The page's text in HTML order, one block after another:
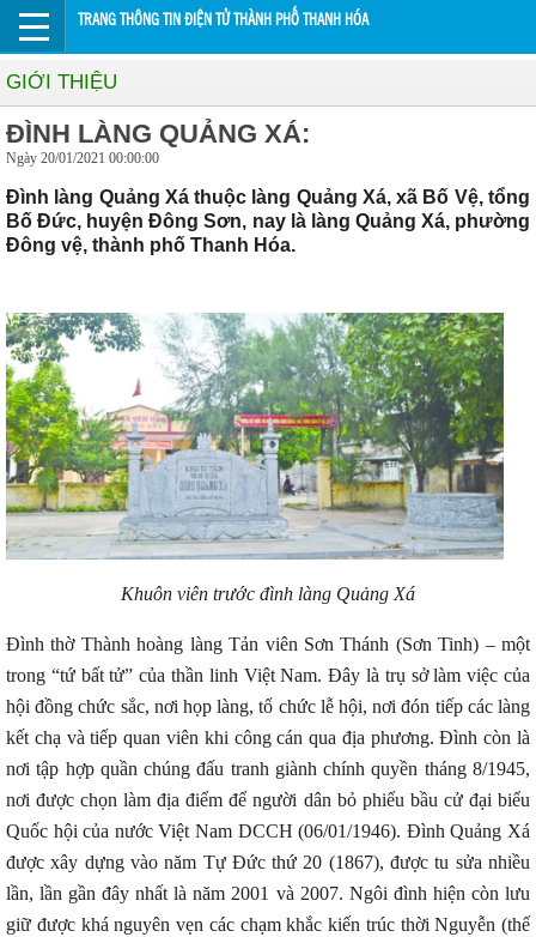
TRANG THÔNG TIN ĐIỆN TỬ THÀNH PHỐ THANH HÓA
GIỚI THIỆU
ĐÌNH LÀNG QUẢNG XÁ:
Ngày 20/01/2021 00:00:00
Đình làng Quảng Xá thuộc làng Quảng Xá, xã Bố Vệ, tổng
Bố Đức, huyện Đông Sơn, nay là làng Quảng Xá, phường
Đông vệ, thành phố Thanh Hóa.
Khuôn viên trước đình làng Quảng Xá
Đình thờ Thành hoàng làng Tản viên Sơn Thánh (Sơn Tinh) – một
trong “tứ bất tử” của thần linh Việt Nam. Đây là trụ sở làm việc của
hội đồng chức sắc, nơi họp làng, tổ chức lễ hội, nơi đón tiếp các làng
kết chạ và tiếp quan viên khi công cán qua địa phương. Đình còn là
nơi tập hợp quần chúng đấu tranh giành chính quyền tháng 8/1945,
nơi được chọn làm địa điểm để người dân bỏ phiếu bầu cử đại biểu
Quốc hội của nước Việt Nam DCCH (06/01/1946). Đình Quảng Xá
được xây dựng vào năm Tự Đức thứ 20 (1867), được tu sửa nhiều
lần, lần gần đây nhất là năm 2001 và 2007. Ngôi đình hiện còn lưu
giữ được khá nguyên vẹn các chạm khắc kiến trúc thời Nguyễn (thế